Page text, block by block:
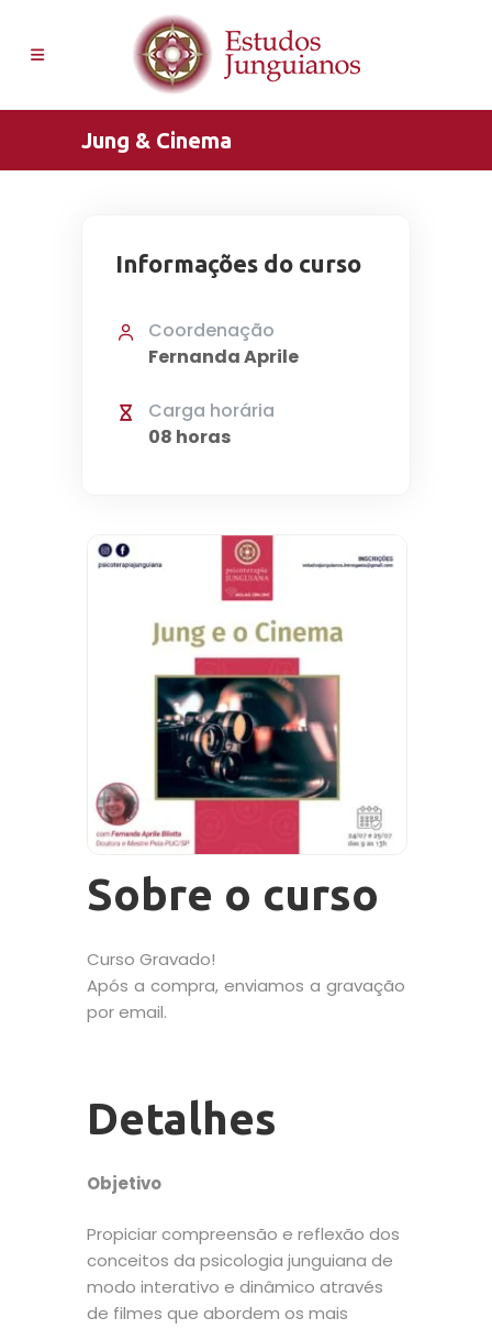
Jung & Cinema
Informações do curso
Coordenação
Fernanda Aprile
Carga horária
08 horas
Sobre o curso
Curso Gravado!
Após a compra, enviamos a gravação
por email.
Detalhes
Objetivo
Propiciar compreensão e reflexão dos
conceitos da psicologia junguiana de
modo interativo e dinâmico através
de filmes que abordem os mais